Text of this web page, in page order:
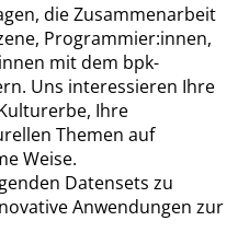
die Zusammenarbeit
Programmier:innen,
mit dem bpk-
Uns interessieren Ihre
Ihre
Themen auf
Weise.
Datensets zu
Anwendungen zur